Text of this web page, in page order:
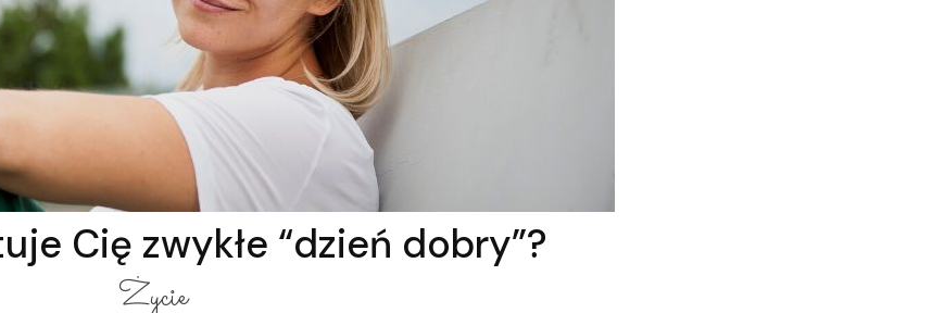
Cię zwykłe “dzień dobry”?
Życie